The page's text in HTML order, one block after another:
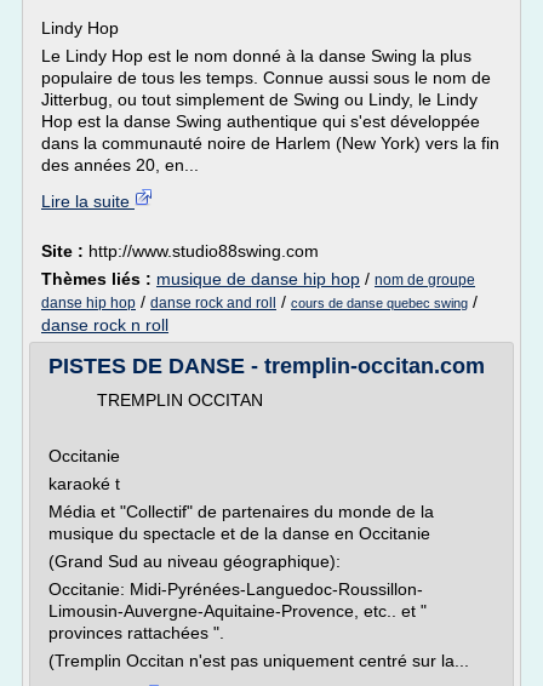
Lindy Hop
Le Lindy Hop est le nom donné à la danse Swing la plus
populaire de tous les temps. Connue aussi sous le nom de
Jitterbug, ou tout simplement de Swing ou Lindy, le Lindy
Hop est la danse Swing authentique qui s'est développée
dans la communauté noire de Harlem (New York) vers la fin
des années 20, en...
Lire la suite
Site : http://www.studio88swing.com
Thèmes liés : musique de danse hip hop / nom de groupe
danse hip hop / danse rock and roll / cours de danse quebec swing /
danse rock n roll
PISTES DE DANSE - tremplin-occitan.com
TREMPLIN OCCITAN
Occitanie
karaoké t
Média et "Collectif" de partenaires du monde de la
musique du spectacle et de la danse en Occitanie
(Grand Sud au niveau géographique):
Occitanie: Midi-Pyrénées-Languedoc-Roussillon-
Limousin-Auvergne-Aquitaine-Provence, etc.. et "
provinces rattachées ".
(Tremplin Occitan n'est pas uniquement centré sur la...